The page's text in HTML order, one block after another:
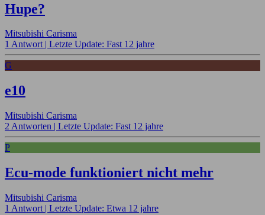
Hupe?
Mitsubishi Carisma
1 Antwort | Letzte Update: Fast 12 jahre
G
e10
Mitsubishi Carisma
2 Antworten | Letzte Update: Fast 12 jahre
P
Ecu-mode funktioniert nicht mehr
Mitsubishi Carisma
1 Antwort | Letzte Update: Etwa 12 jahre